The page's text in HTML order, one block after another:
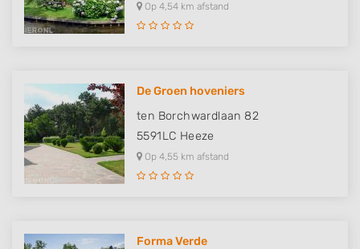
Op 4,54 km afstand
De Groen hoveniers
ten Borchwardlaan 82
5591LC Heeze
Op 4,55 km afstand
Forma Verde